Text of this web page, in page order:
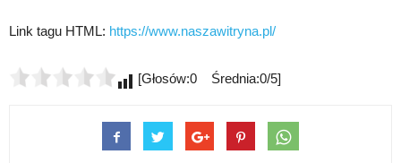
Link tagu HTML: https://www.naszawitryna.pl/
[Głosów:0 Średnia:0/5]